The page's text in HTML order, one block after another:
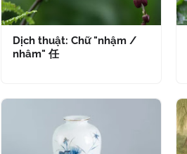
Dịch thuật: Chữ "nhậm /
nhâm" 任